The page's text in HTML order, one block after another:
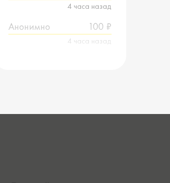
4 часа назад
Анонимно 100 ₽
4 часа назад